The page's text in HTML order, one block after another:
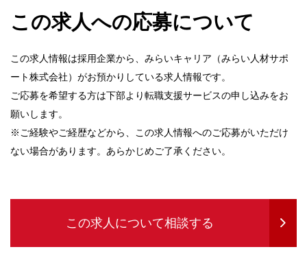
この求人への応募について
この求人情報は採用企業から、みらいキャリア（みらい人材サポ
ート株式会社）がお預かりしている求人情報です。
ご応募を希望する方は下部より転職支援サービスの申し込みをお
願いします。
※ご経験やご経歴などから、この求人情報へのご応募がいただけ
ない場合があります。あらかじめご了承ください。
この求人について相談する